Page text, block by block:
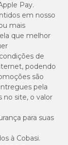
Pay.
em nosso
mais
que melhor
de
podendo
são
pela
no site, o valor
para suas
à Cobasi.